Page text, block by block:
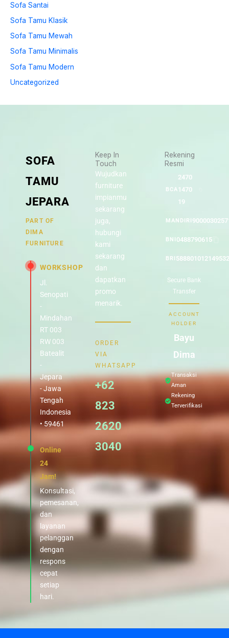
Sofa Santai
Sofa Tamu Klasik
Sofa Tamu Mewah
Sofa Tamu Minimalis
Sofa Tamu Modern
Uncategorized
SOFA
TAMU
JEPARA
PART OF
DIMA
FURNITURE
WORKSHOP
Jl.
Senopati
-
Mindahan
RT 003
RW 003
Batealit
-
Jepara
- Jawa
Tengah
Indonesia
• 59461
Online
24
Jam!
Konsultasi,
pemesanan,
dan
layanan
pelanggan
dengan
respons
cepat
setiap
hari.
Keep In
Touch
Wujudkan
furniture
impianmu
sekarang
juga,
hubungi
kami
sekarang
dan
dapatkan
promo
menarik.
ORDER
VIA
WHATSAPP
+62
823
2620
3040
Rekening
Resmi
BCA
2470
1470
19
MANDIRI
BNI 0488790615
BRI 588801012149532
Secure Bank
Transfer
ACCOUNT
HOLDER
Bayu
Dima
Transaksi
Aman
Rekening
Terverifikasi